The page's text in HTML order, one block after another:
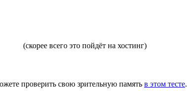
(скорее всего это пойдёт на хостинг)
проверить свою зрительную память в этом тесте.